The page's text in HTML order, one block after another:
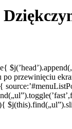
przewinięciu